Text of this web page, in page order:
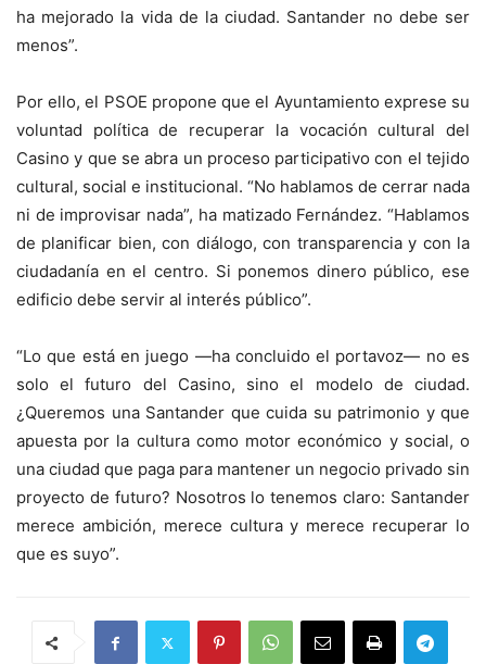
ha mejorado la vida de la ciudad. Santander no debe ser
menos”.
Por ello, el PSOE propone que el Ayuntamiento exprese su
voluntad política de recuperar la vocación cultural del
Casino y que se abra un proceso participativo con el tejido
cultural, social e institucional. “No hablamos de cerrar nada
ni de improvisar nada”, ha matizado Fernández. “Hablamos
de planificar bien, con diálogo, con transparencia y con la
ciudadanía en el centro. Si ponemos dinero público, ese
edificio debe servir al interés público”.
“Lo que está en juego —ha concluido el portavoz— no es
solo el futuro del Casino, sino el modelo de ciudad.
¿Queremos una Santander que cuida su patrimonio y que
apuesta por la cultura como motor económico y social, o
una ciudad que paga para mantener un negocio privado sin
proyecto de futuro? Nosotros lo tenemos claro: Santander
merece ambición, merece cultura y merece recuperar lo
que es suyo”.